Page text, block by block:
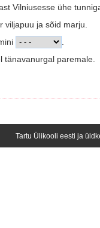
Vilniusesse ühe
viljapuu ja sõid marju.
tänavanurgal paremale.
Tartu Ülikooli eesti ja